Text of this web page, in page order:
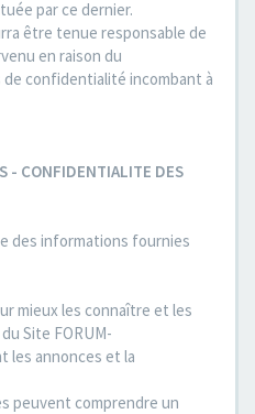
par ce dernier.
être tenue responsable de
en raison du
confidentialité incombant à
- CONFIDENTIALITE DES
des informations fournies
mieux les connaître et les
Site FORUM-
les annonces et la
peuvent comprendre un